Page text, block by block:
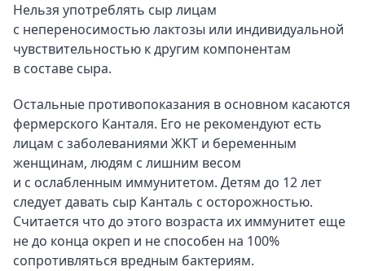
Нельзя употреблять сыр лицам
с непереносимостью лактозы или индивидуальной
чувствительностью к другим компонентам
в составе сыра.
Остальные противопоказания в основном касаются
фермерского Канталя. Его не рекомендуют есть
лицам с заболеваниями ЖКТ и беременным
женщинам, людям с лишним весом
и с ослабленным иммунитетом. Детям до 12 лет
следует давать сыр Канталь с осторожностью.
Считается что до этого возраста их иммунитет еще
не до конца окреп и не способен на 100%
сопротивляться вредным бактериям.